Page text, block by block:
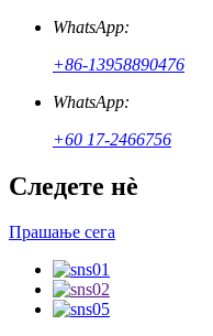
WhatsApp:
+86-13958890476
WhatsApp:
+60 17-2466756
Следете нè
Прашање сега